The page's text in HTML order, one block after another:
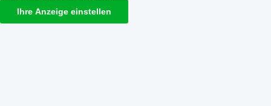
Ihre Anzeige einstellen